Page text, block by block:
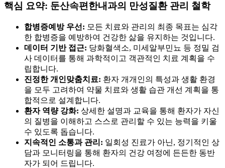
핵심 요약: 둔산속편한내과의 만성질환 관리 철학
합병증예방 우선: 모든 치료와 관리의 최종 목표는 심각
한 합병증을 예방하여 건강한 삶을 유지하는 것입니다.
데이터 기반 접근: 당화혈색소, 미세알부민뇨 등 정밀 검
사 데이터를 통해 과학적이고 객관적인 치료 계획을 수
립합니다.
진정한 개인맞춤치료: 환자 개개인의 특성과 생활 환경
을 모두 고려하여 약물 치료와 생활 습관 개선 계획을 통
합적으로 설계합니다.
환자 역량 강화: 상세한 설명과 교육을 통해 환자가 자신
의 질병을 이해하고 스스로 관리할 수 있는 능력을 키울
수 있도록 돕습니다.
지속적인 소통과 관리: 일회성 진료가 아닌, 정기적인 상
담과 모니터링을 통해 환자의 건강 여정에 든든한 동반
자가 되어 드립니다.